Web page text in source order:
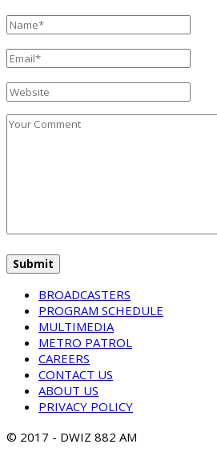
BROADCASTERS
PROGRAM SCHEDULE
MULTIMEDIA
METRO PATROL
CAREERS
CONTACT US
ABOUT US
PRIVACY POLICY
© 2017 - DWIZ 882 AM